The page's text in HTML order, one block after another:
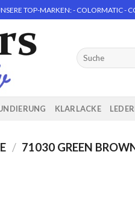
TOP-MARKEN: - COLORMATIC -
Suchen
nach:
KLARLACKE
/ 71030 GREEN